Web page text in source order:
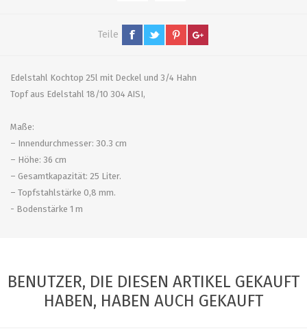
Teile
Edelstahl Kochtop 25l mit Deckel und 3/4 Hahn
Topf aus Edelstahl 18/10 304 AISI,
Maße:
– Innendurchmesser: 30.3 cm
– Höhe: 36 cm
– Gesamtkapazität: 25 Liter.
– Topfstahlstärke 0,8 mm.
- Bodenstärke 1 m
BENUTZER, DIE DIESEN ARTIKEL GEKAUFT
HABEN, HABEN AUCH GEKAUFT